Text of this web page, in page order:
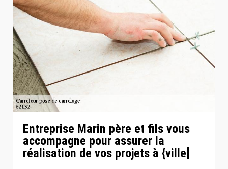
Entreprise Marin père et fils vous
accompagne pour assurer la
réalisation de vos projets à {ville]